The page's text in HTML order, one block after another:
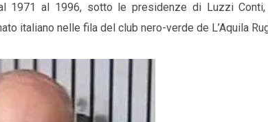
1971 al 1996, sotto le presidenze di Luzzi
italiano nelle fila del club nero-verde de L’Aquila